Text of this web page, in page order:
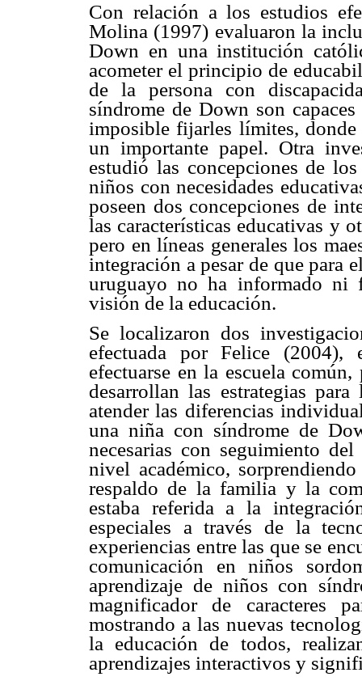
Con relación a los estudios
Molina (1997) evaluaron la
Down en una institución
acometer el principio de
de la persona con
síndrome de Down son
imposible fijarles límites,
un importante papel. Otra
estudió las concepciones de
niños con necesidades
poseen dos concepciones de
las características educativas y
pero en líneas generales los
integración a pesar de que para
uruguayo no ha informado ni
visión de la educación.
Se localizaron dos
efectuada por Felice (2004),
efectuarse en la escuela
desarrollan las estrategias
atender las diferencias
una niña con síndrome de
necesarias con seguimiento
nivel académico,
respaldo de la familia y la
estaba referida a la
especiales a través de la
experiencias entre las que se
comunicación en niños
aprendizaje de niños con
magnificador de caracteres
mostrando a las nuevas
la educación de todos,
aprendizajes interactivos y